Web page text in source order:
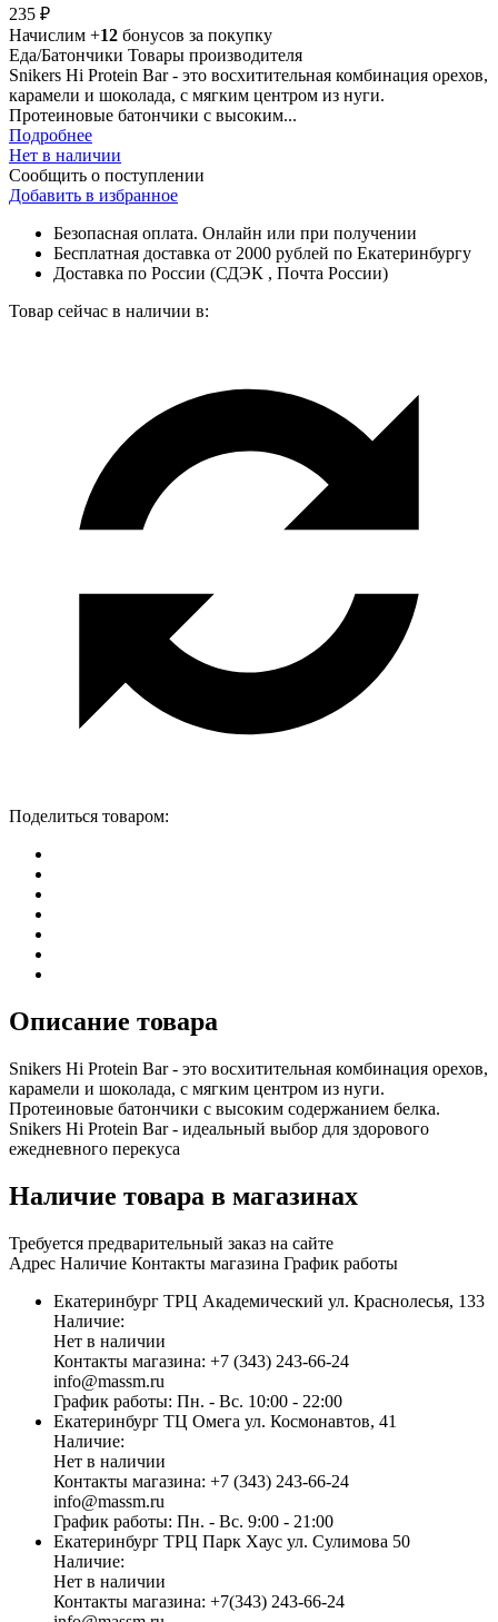
235 ₽
Начислим +12 бонусов за покупку
Еда/Батончики Товары производителя
Snikers Hi Protein Bar - это восхитительная комбинация орехов,
карамели и шоколада, с мягким центром из нуги.
Протеиновые батончики с высоким...
Подробнее
Нет в наличии
Сообщить о поступлении
Добавить в избранное
Безопасная оплата. Онлайн или при получении
Бесплатная доставка от 2000 рублей по Екатеринбургу
Доставка по России (СДЭК , Почта России)
Товар сейчас в наличии в:
Поделиться товаром:
Описание товара
Snikers Hi Protein Bar - это восхитительная комбинация орехов,
карамели и шоколада, с мягким центром из нуги.
Протеиновые батончики с высоким содержанием белка.
Snikers Hi Protein Bar - идеальный выбор для здорового
ежедневного перекуса
Наличие товара в магазинах
Требуется предварительный заказ на сайте
Адрес Наличие Контакты магазина График работы
Екатеринбург ТРЦ Академический ул. Краснолесья, 133
Наличие:
Нет в наличии
Контакты магазина: +7 (343) 243-66-24
info@massm.ru
График работы: Пн. - Вс. 10:00 - 22:00
Екатеринбург ТЦ Омега ул. Космонавтов, 41
Наличие:
Нет в наличии
Контакты магазина: +7 (343) 243-66-24
info@massm.ru
График работы: Пн. - Вс. 9:00 - 21:00
Екатеринбург ТРЦ Парк Хаус ул. Сулимова 50
Наличие:
Нет в наличии
Контакты магазина: +7(343) 243-66-24